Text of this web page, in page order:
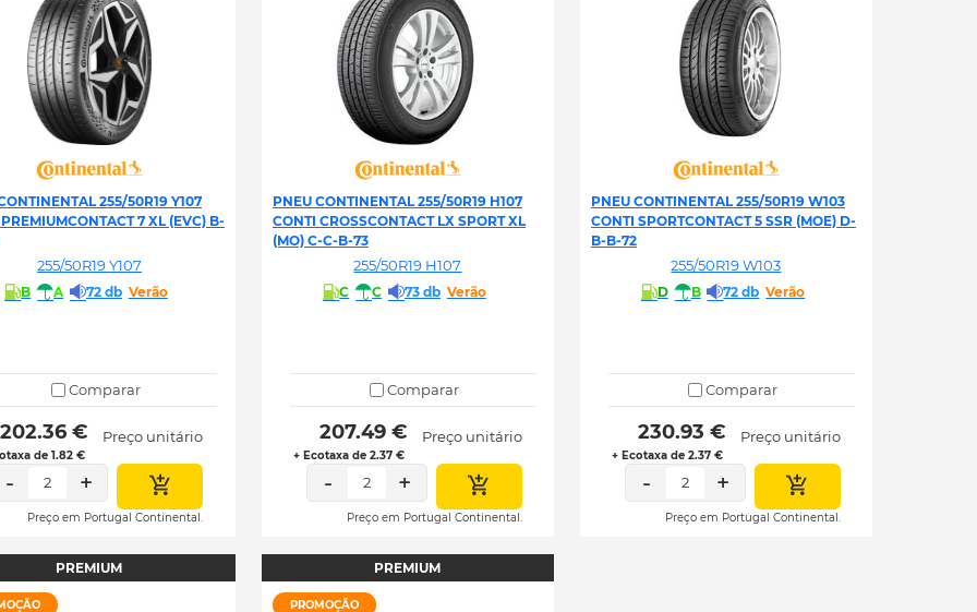
255/50R19 Y107
7 XL (EVC) B-
255/50R19 Y107
B A 72 db Verão
Comparar
202.36 €
de 1.82 €
Preço unitário
- 2 +
Preço em Portugal Continental.
PNEU CONTINENTAL 255/50R19 H107
CONTI CROSSCONTACT LX SPORT XL
(MO) C-C-B-73
255/50R19 H107
C C 73 db Verão
Comparar
207.49 €
+ Ecotaxa de 2.37 €
Preço unitário
- 2 +
Preço em Portugal Continental.
PNEU CONTINENTAL 255/50R19 W103
CONTI SPORTCONTACT 5 SSR (MOE) D-
B-B-72
255/50R19 W103
D B 72 db Verão
Comparar
230.93 €
+ Ecotaxa de 2.37 €
Preço unitário
- 2 +
Preço em Portugal Continental.
PREMIUM PREMIUM
PROMOÇÃO